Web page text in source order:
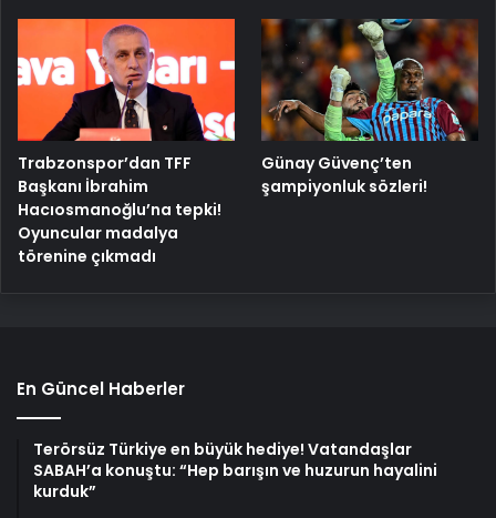
Trabzonspor’dan TFF
Başkanı İbrahim
Hacıosmanoğlu’na tepki!
Oyuncular madalya
törenine çıkmadı
Günay Güvenç’ten
şampiyonluk sözleri!
En Güncel Haberler
Terörsüz Türkiye en büyük hediye! Vatandaşlar
SABAH’a konuştu: “Hep barışın ve huzurun hayalini
kurduk”